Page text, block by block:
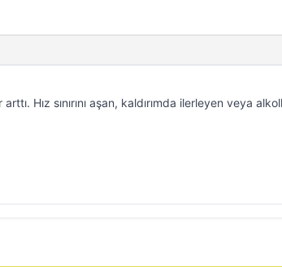
Hız sınırını aşan, kaldırımda ilerleyen veya